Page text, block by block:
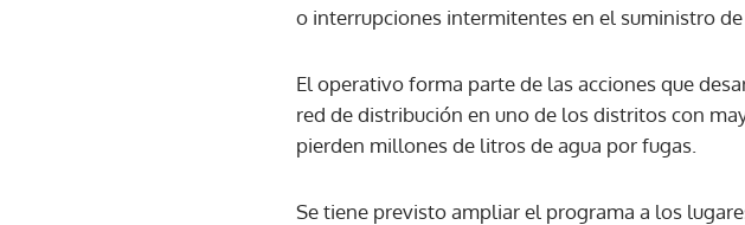
o interrupciones intermitentes en el suministro
El operativo forma parte de las acciones que
red de distribución en uno de los distritos con
pierden millones de litros de agua por fugas.
Se tiene previsto ampliar el programa a los